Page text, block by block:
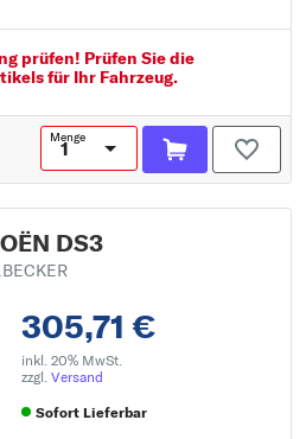
prüfen! Prüfen Sie die
für Ihr Fahrzeug.
Menge
DS3
305,71 €
inkl. 20% MwSt.
zzgl. Versand
Sofort Lieferbar